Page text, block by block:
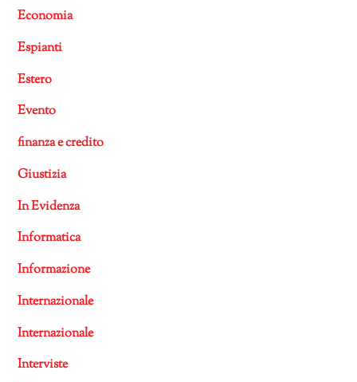
Economia
Espianti
Estero
Evento
finanza e credito
Giustizia
In Evidenza
Informatica
Informazione
Internazionale
Internazionale
Interviste